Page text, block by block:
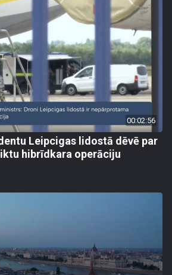
00:02:56
Leipcigas lidostā dēvē par
hibrīdkara operāciju